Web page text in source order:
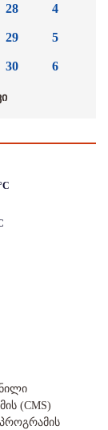
28
29
30
4
5
6
(CMS)